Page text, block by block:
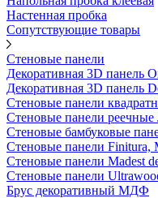
Настенная пробка
Сопутствующие товары
Стеновые панели
Декоративная 3D панель
Декоративная 3D панель
Стеновые панели
Стеновые панели
Стеновые бамбуковые
Стеновые панели
Стеновые панели Madest
Стеновые панели
Брус декоративный МДФ